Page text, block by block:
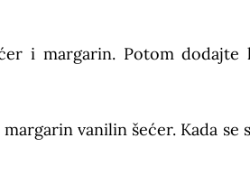
i margarin. Potom dodajte
vanilin šećer. Kada se